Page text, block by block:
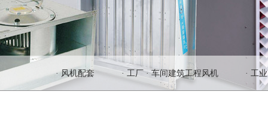
· 风机配套 · 工厂 · 车间建筑工程风机 · 工